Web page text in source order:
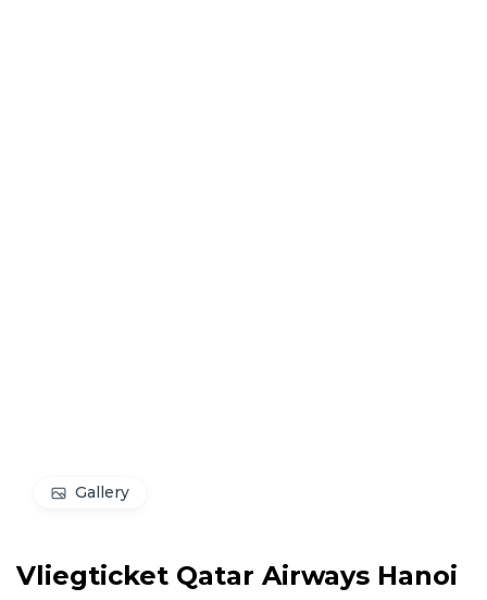
Gallery
Vliegticket Qatar Airways Hanoi